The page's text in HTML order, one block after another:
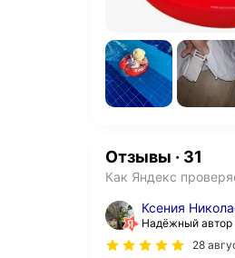
Отзывы · 31
Как Яндекс
Ксения
Надёжный автор
28